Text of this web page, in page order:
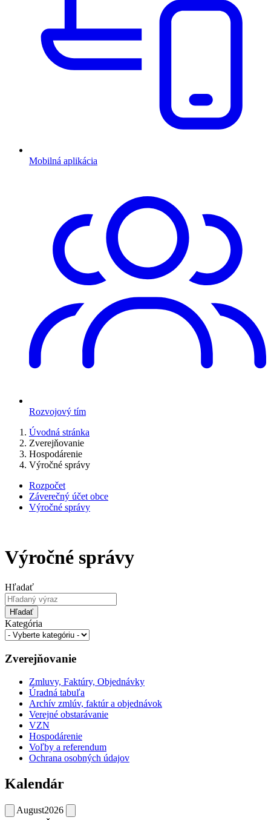
Mobilná aplikácia
Rozvojový tím
Úvodná stránka
Zverejňovanie
Hospodárenie
Výročné správy
Rozpočet
Záverečný účet obce
Výročné správy
Výročné správy
Hľadať
Hľadať
Kategória
Zverejňovanie
Zmluvy, Faktúry, Objednávky
Úradná tabuľa
Archív zmlúv, faktúr a objednávok
Verejné obstarávanie
VZN
Hospodárenie
Voľby a referendum
Ochrana osobných údajov
Kalendár
August2026